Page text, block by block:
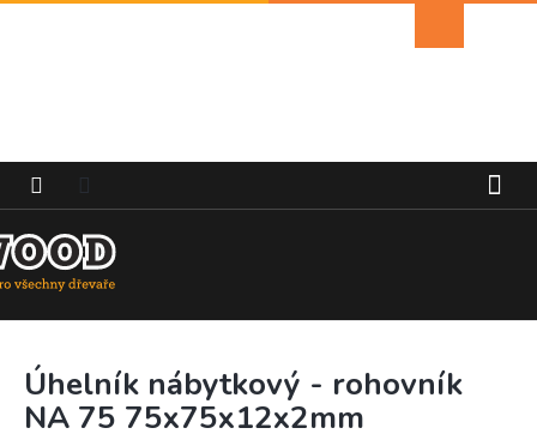
Přejít
košík
Úhelník nábytkový - rohovník
NA 75 75x75x12x2mm